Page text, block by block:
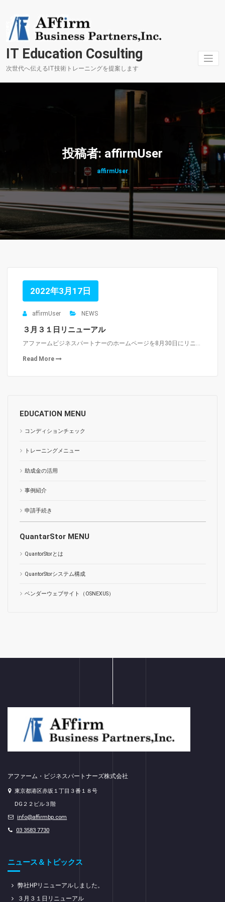
ッ
IT Education Cosulting
次世代へ伝えるIT技術トレーニングを提案します
投稿者: affirmUser
affirmUser
2022年3月17日
affirmUser NEWS
３月３１日リニューアル
アファームビジネスパートナーのホームページを8月30日にリニ…
Read More
EDUCATION MENU
コンディションチェック
トレーニングメニュー
助成金の活用
事例紹介
申請手続き
QuantarStor MENU
QuantorStorとは
QuantorStorシステム構成
ベンダーウェブサイト（OSNEXUS）
アファーム・ビジネスパートナーズ株式会社
東京都港区赤坂１丁目３番１８号
DG２２ビル３階
info@affirmbp.com
03 3583 7730
ニュース＆トピックス
弊社HPリニューアルしました。
３月３１日リニューアル